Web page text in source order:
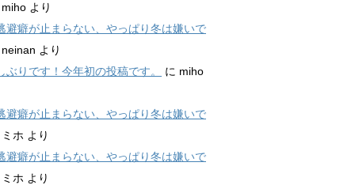
miho より
避癖が止まらない、やっぱり冬は嫌いで
neinan より
ぶりです！今年初の投稿です。
に miho
避癖が止まらない、やっぱり冬は嫌いで
ミホ より
避癖が止まらない、やっぱり冬は嫌いで
ミホ より